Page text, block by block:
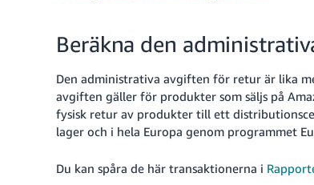
Beräkna den
Den administrativa avgiften för retur är lika
avgiften gäller för produkter som säljs på
fysisk retur av produkter till ett
lager och i hela Europa genom programmet
Du kan spåra de här transaktionerna i